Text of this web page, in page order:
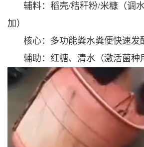
辅料：稻壳/秸秆粉/米糠（调
加）
核心：多功能粪水粪便快速发
辅助：红糖、清水（激活菌种